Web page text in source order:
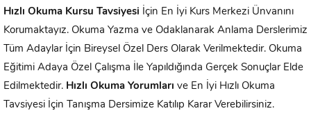
Hızlı Okuma Kursu Tavsiyesi İçin En İyi Kurs Merkezi Ünvanını
Korumaktayız. Okuma Yazma ve Odaklanarak Anlama Derslerimiz
Tüm Adaylar İçin Bireysel Özel Ders Olarak Verilmektedir. Okuma
Eğitimi Adaya Özel Çalışma İle Yapıldığında Gerçek Sonuçlar Elde
Edilmektedir. Hızlı Okuma Yorumları ve En İyi Hızlı Okuma
Tavsiyesi İçin Tanışma Dersimize Katılıp Karar Verebilirsiniz.